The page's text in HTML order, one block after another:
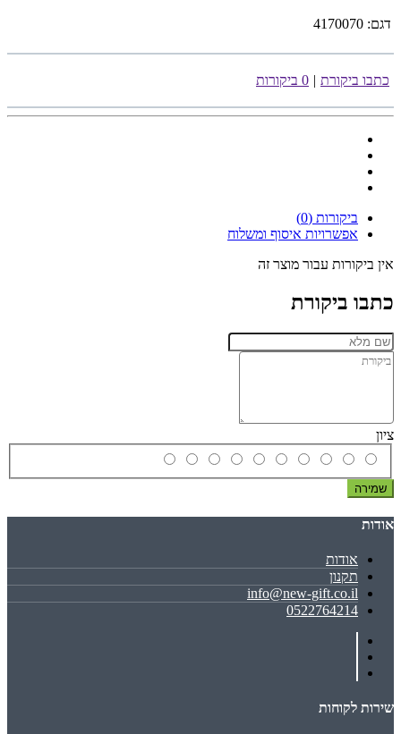
דגם: 4170070
כתבו ביקורת | 0 ביקורות
ביקורות (0)
אפשרויות איסוף ומשלוח
אין ביקורות עבור מוצר זה
כתבו ביקורת
ציון
שמירה
אודות
אודות
תקנון
info@new-gift.co.il
0522764214
שירות לקוחות